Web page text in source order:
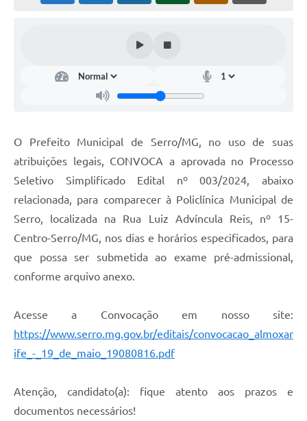
Emissão de Contracheque
Arquivos para Download
SIC
Jornal
Covid -19 em Serro
Links
Audiências Públicas
Galeria de Vídeos
O Prefeito Municipal de Serro/MG, no uso de suas
atribuições legais, CONVOCA a aprovada no Processo
Seletivo Simplificado Edital nº 003/2024, abaixo
relacionada, para comparecer à Policlínica Municipal de
Serro, localizada na Rua Luiz Advíncula Reis, nº 15-
Centro-Serro/MG, nos dias e horários especificados, para
que possa ser submetida ao exame pré-admissional,
conforme arquivo anexo.
Acesse a Convocação em nosso site:
https://www.serro.mg.gov.br/editais/convocacao_almoxar
ife_-_19_de_maio_19080816.pdf
Atenção, candidato(a): fique atento aos prazos e
documentos necessários!